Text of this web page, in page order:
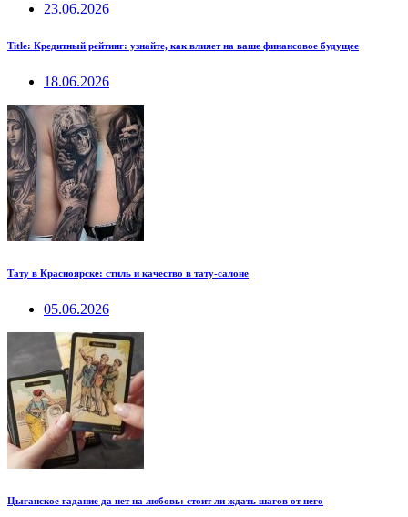
23.06.2026
Title: Кредитный рейтинг: узнайте, как влияет на ваше финансовое будущее
18.06.2026
Тату в Красноярске: стиль и качество в тату-салоне
05.06.2026
Цыганское гадание да нет на любовь: стоит ли ждать шагов от него